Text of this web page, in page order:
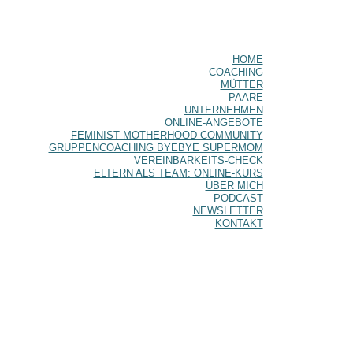
HOME
COACHING
MÜTTER
PAARE
UNTERNEHMEN
ONLINE-ANGEBOTE
FEMINIST MOTHERHOOD COMMUNITY
GRUPPENCOACHING BYEBYE SUPERMOM
VEREINBARKEITS-CHECK
ELTERN ALS TEAM: ONLINE-KURS
ÜBER MICH
PODCAST
NEWSLETTER
KONTAKT
hat